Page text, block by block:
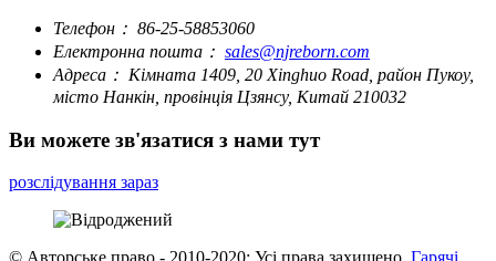
Телефон： 86-25-58853060
Електронна пошта： sales@njreborn.com
Адреса： Кімната 1409, 20 Xinghuo Road, район Пукоу,
місто Нанкін, провінція Цзянсу, Китай 210032
Ви можете зв'язатися з нами тут
розслідування зараз